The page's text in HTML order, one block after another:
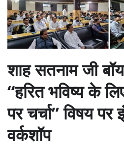
शाह सतनाम जी
“हरित भविष्य के लिए
पर चर्चा” विषय
वर्कशॉप